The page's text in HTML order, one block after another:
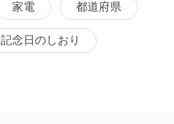
家電 都道府県
記念日のしおり